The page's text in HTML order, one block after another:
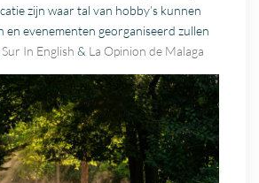
zijn waar tal van hobby’s kunnen
evenementen georganiseerd zullen
Sur In English & La Opinion de Malaga